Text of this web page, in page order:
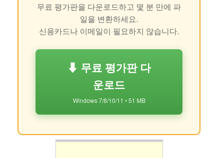
무료 평가판을 다운로드하고 몇 분 만에 파
일을 변환하세요.
신용카드나 이메일이 필요하지 않습니다.
⬇ 무료 평가판 다
운로드
Windows 7/8/10/11 • 51 MB